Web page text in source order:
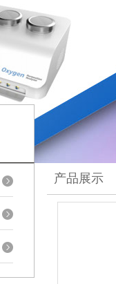
产品展示